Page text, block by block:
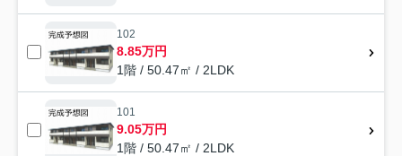
102
8.85万円
1階 / 50.47㎡ / 2LDK
101
9.05万円
1階 / 50.47㎡ / 2LDK